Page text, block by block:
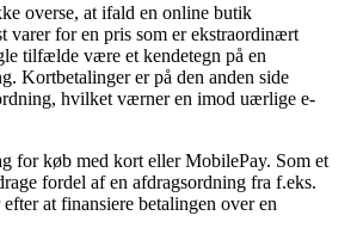
overse, at ifald en online butik
varer for en pris som er ekstraordinært
tilfælde være et kendetegn på en
Kortbetalinger er på den anden side
hvilket værner en imod uærlige e-
for køb med kort eller MobilePay. Som et
fordel af en afdragsordning fra f.eks.
at finansiere betalingen over en